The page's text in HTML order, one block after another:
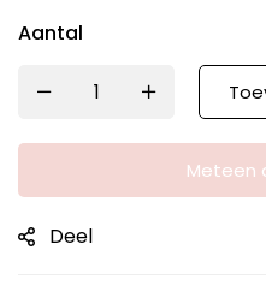
Aantal
Meteen
Deel